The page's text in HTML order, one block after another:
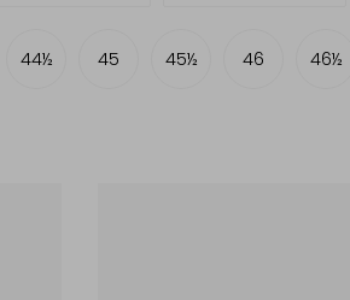
44½ 45 45½ 46 46½